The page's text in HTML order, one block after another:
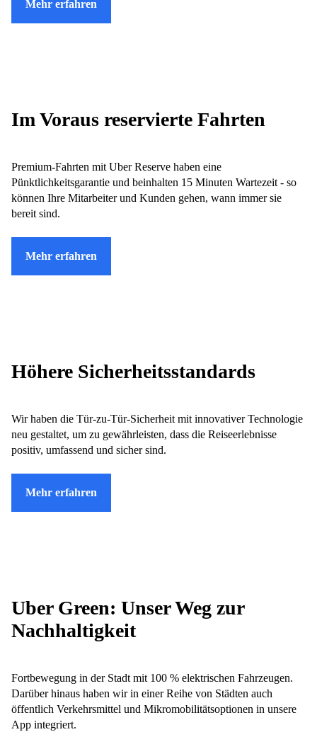
Mehr erfahren
Im Voraus reservierte Fahrten
Premium-Fahrten mit Uber Reserve haben eine
Pünktlichkeitsgarantie und beinhalten 15 Minuten Wartezeit - so
können Ihre Mitarbeiter und Kunden gehen, wann immer sie
bereit sind.
Mehr erfahren
Höhere Sicherheitsstandards
Wir haben die Tür-zu-Tür-Sicherheit mit innovativer Technologie
neu gestaltet, um zu gewährleisten, dass die Reiseerlebnisse
positiv, umfassend und sicher sind.
Mehr erfahren
Uber Green: Unser Weg zur
Nachhaltigkeit
Fortbewegung in der Stadt mit 100 % elektrischen Fahrzeugen.
Darüber hinaus haben wir in einer Reihe von Städten auch
öffentlich Verkehrsmittel und Mikromobilitätsoptionen in unsere
App integriert.